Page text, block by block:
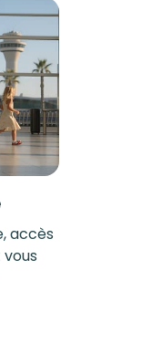
accès